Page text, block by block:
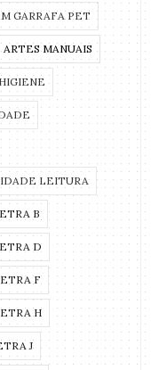
GARRAFA PET
ARTES MANUAIS
LEITURA
B
D
F
H
J